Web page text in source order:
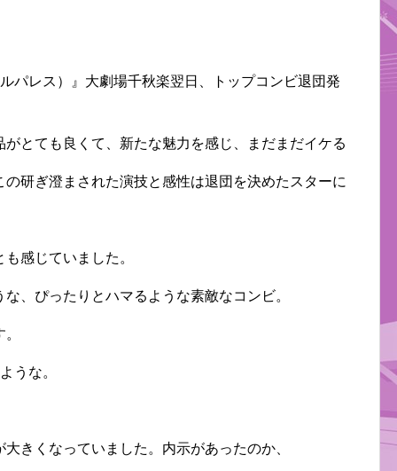
パレス）』大劇場千秋楽翌日、トップコンビ退団発
とても良くて、新たな魅力を感じ、まだまだイケる
研ぎ澄まされた演技と感性は退団を決めたスターに
感じていました。
、ぴったりとハマるような素敵なコンビ。
うな。
きくなっていました。内示があったのか、